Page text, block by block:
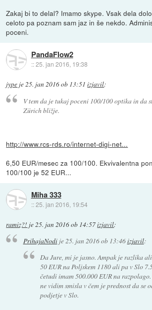
Zakaj bi to delal? Imamo skype. Vsak dela
celoto pa poznam sam jaz in še nekdo.
poceni.
PandaFlow2
::25. jan 2016, 19:38
jype je25. jan 2016 ob 13:51 izjavil:
V tem da je tukaj poceni 100/100 optika in da
Zürich bližje.
http://www.rcs-rds.ro/internet-digi-net...
6,50 EUR/mesec za 100/100. Ekvivalentna
100/100 je 52 EUR...
Miha 333
::25. jan 2016, 19:54
ramiz?! je 25. jan 2016 ob 14:57izjavil:
PrihajaNodije25. jan 2016 ob 13:46izjavil:
Da Jure, mi je jasno. Ampak je razlika
50 EUR na Poljskem 1180 ali pa v Slo
četudi imam 500.000 EUR na
ne vidim smisla v čem je prednost da se
podjetje v Slo.